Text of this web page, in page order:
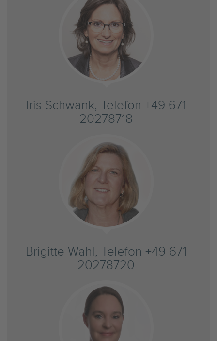
Iris Schwank, Telefon +49 671
20278718
Brigitte Wahl, Telefon +49 671
20278720